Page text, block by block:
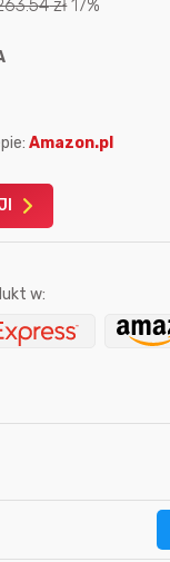
zł 17%
Amazon.pl
w:
Allegro 150zł